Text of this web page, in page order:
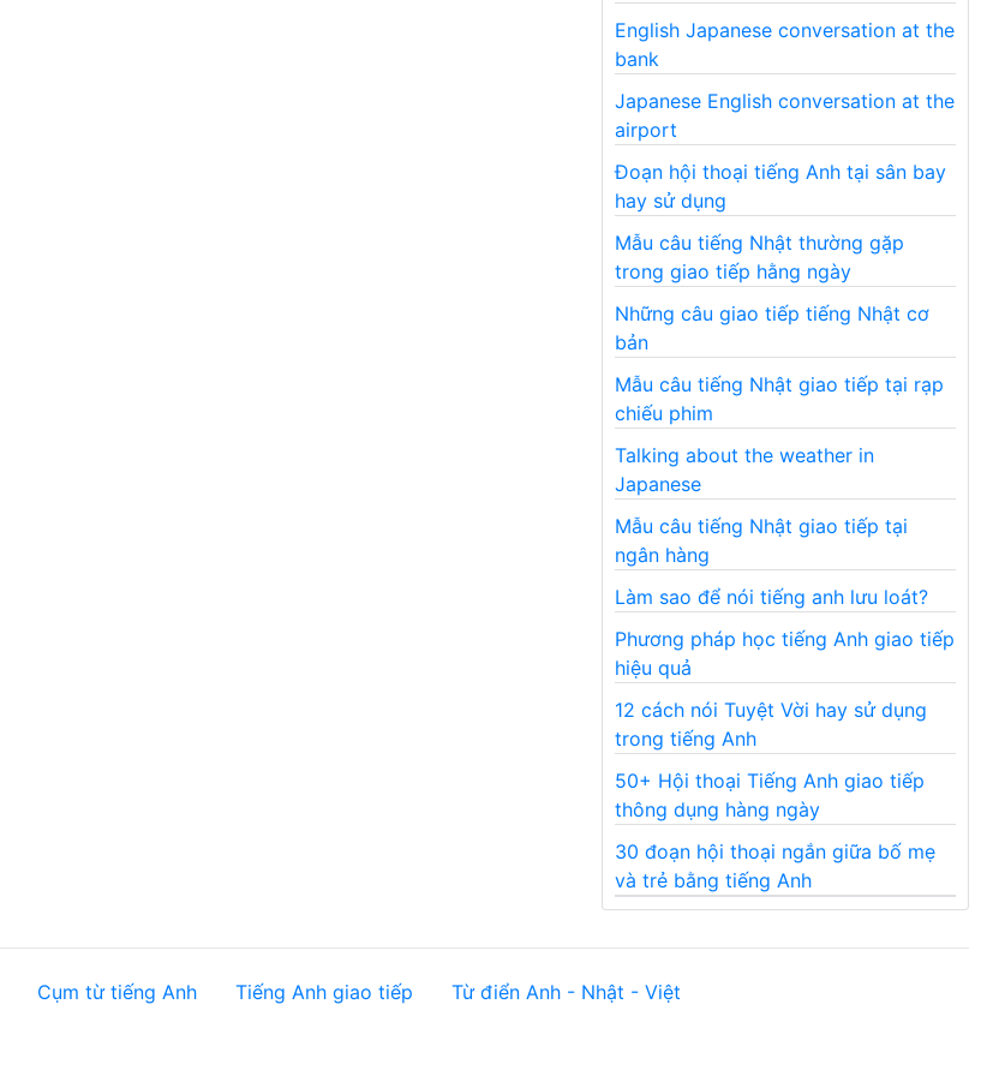
English Japanese conversation at the
bank
Japanese English conversation at the
airport
Đoạn hội thoại tiếng Anh tại sân bay
hay sử dụng
Mẫu câu tiếng Nhật thường gặp
trong giao tiếp hằng ngày
Những câu giao tiếp tiếng Nhật cơ
bản
Mẫu câu tiếng Nhật giao tiếp tại rạp
chiếu phim
Talking about the weather in
Japanese
Mẫu câu tiếng Nhật giao tiếp tại
ngân hàng
Làm sao để nói tiếng anh lưu loát?
Phương pháp học tiếng Anh giao tiếp
hiệu quả
12 cách nói Tuyệt Vời hay sử dụng
trong tiếng Anh
50+ Hội thoại Tiếng Anh giao tiếp
thông dụng hàng ngày
30 đoạn hội thoại ngắn giữa bố mẹ
và trẻ bằng tiếng Anh
Cụm từ tiếng Anh Tiếng Anh giao tiếp
Từ điển Anh - Nhật - Việt